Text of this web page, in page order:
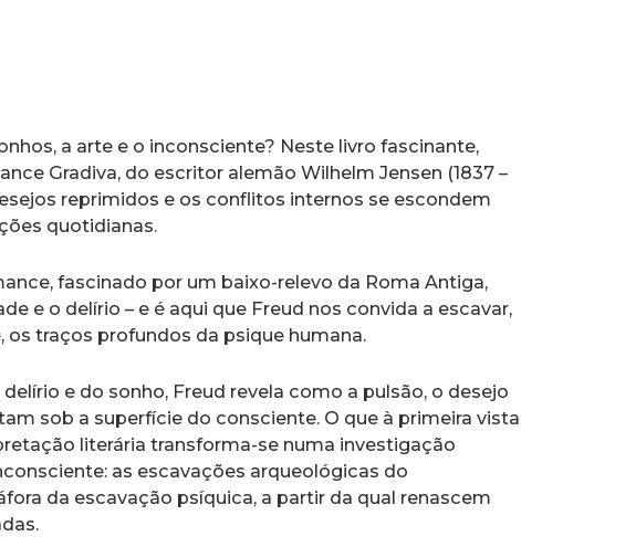
a arte e o inconsciente? Neste livro fascinante,
Gradiva, do escritor alemão Wilhelm Jensen (1837 –
reprimidos e os conflitos internos se escondem
quotidianas.
fascinado por um baixo-relevo da Roma Antiga,
e o delírio – e é aqui que Freud nos convida a escavar,
traços profundos da psique humana.
e do sonho, Freud revela como a pulsão, o desejo
sob a superfície do consciente. O que à primeira vista
literária transforma-se numa investigação
as escavações arqueológicas do
da escavação psíquica, a partir da qual renascem